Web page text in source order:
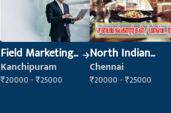
Field Marketing
Executive
Kanchipuram
₹20000 - ₹25000
North Indian
Cook
Chennai
₹20000 - ₹25000